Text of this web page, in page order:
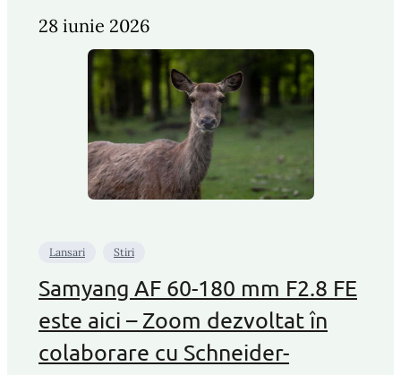
28 iunie 2026
Lansari Stiri
Samyang AF 60-180 mm F2.8 FE
este aici – Zoom dezvoltat în
colaborare cu Schneider-